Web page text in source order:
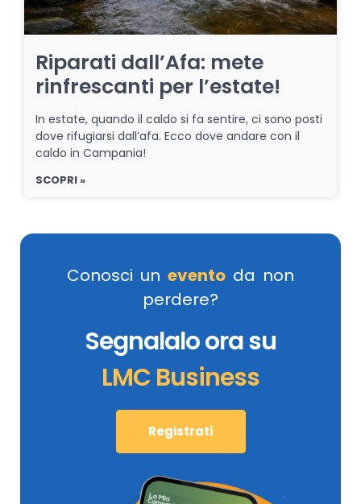
Riparati dall’Afa: mete
rinfrescanti per l’estate!
In estate, quando il caldo si fa sentire, ci sono posti
dove rifugiarsi dall’afa. Ecco dove andare con il
caldo in Campania!
SCOPRI »
Conosci un evento da non
perdere?
Segnalalo ora su
LMC Business
Registrati